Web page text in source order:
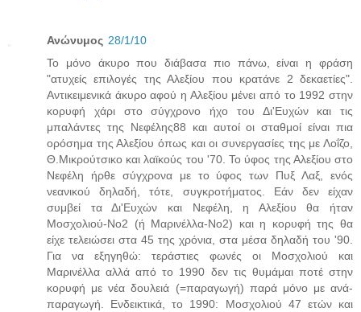
Ανώνυμος 28/1/10
Το μόνο άκυρο που διάβασα πιο πάνω, είναι η φράση
"ατυχείς επιλογές της Αλεξίου που κρατάνε 2 δεκαετίες".
Αντικειμενικά άκυρο αφού η Αλεξίου μένει από το 1992 στην
κορυφή χάρι στο σύγχρονο ήχο του Δι'Ευχών και τις
μπαλάντες της Νεφέλης88 και αυτοί οι σταθμοί είναι πια
ορόσημα της Αλεξίου όπως και οι συνεργασίες της με Λοΐζο,
Θ.Μικρούτσικο και λαϊκούς του '70. Το ύφος της Αλεξίου στο
Νεφέλη ήρθε σύγχρονα με το ύφος των Πυξ Λαξ, ενός
νεανικού δηλαδή, τότε, συγκροτήματος. Εάν δεν είχαν
συμβεί τα Δι'Ευχών και Νεφέλη, η Αλεξίου θα ήταν
Μοσχολιού-Νο2 (ή Μαρινέλλα-Νο2) και η κορυφή της θα
είχε τελειώσει στα 45 της χρόνια, στα μέσα δηλαδή του '90.
Για να εξηγηθώ: τεράστιες φωνές οι Μοσχολιού και
Μαρινέλλα αλλά από το 1990 δεν τις θυμάμαι ποτέ στην
κορυφή με νέα δουλειά (=παραγωγή) παρά μόνο με ανά-
παραγωγή. Ενδεικτικά, το 1990: Μοσχολιού 47 ετών και